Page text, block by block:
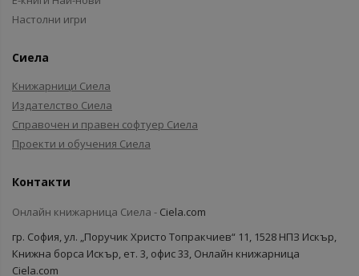
Настолни игри
Сиела
Книжарници Сиела
Издателство Сиела
Справочен и правен софтуер Сиела
Проекти и обучения Сиела
Контакти
Онлайн книжарница Сиела - Ciela.com
гр. София, ул. „Поручик Христо Топракчиев“ 11, 1528 НПЗ Искър,
Книжна борса Искър, ет. 3, офис 33, Онлайн книжарница
Ciela.com